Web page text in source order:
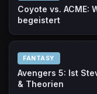
Coyote vs. ACME:
begeistert
FANTASY
Avengers 5: Ist
& Theorien